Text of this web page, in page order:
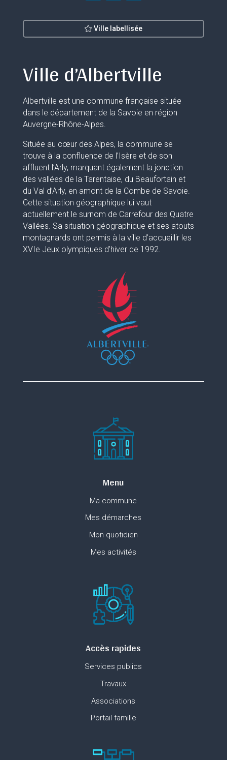
Ville labellisée
Ville d’Albertville
Albertville est une commune française située
dans le département de la Savoie en région
Auvergne-Rhône-Alpes.
Située au cœur des Alpes, la commune se
trouve à la confluence de l’Isère et de son
affluent l’Arly, marquant également la jonction
des vallées de la Tarentaise, du Beaufortain et
du Val d’Arly, en amont de la Combe de Savoie.
Cette situation géographique lui vaut
actuellement le surnom de Carrefour des Quatre
Vallées. Sa situation géographique et ses atouts
montagnards ont permis à la ville d’accueillir les
XVIe Jeux olympiques d’hiver de 1992.
Menu
Ma commune
Mes démarches
Mon quotidien
Mes activités
Accès rapides
Services publics
Travaux
Associations
Portail famille